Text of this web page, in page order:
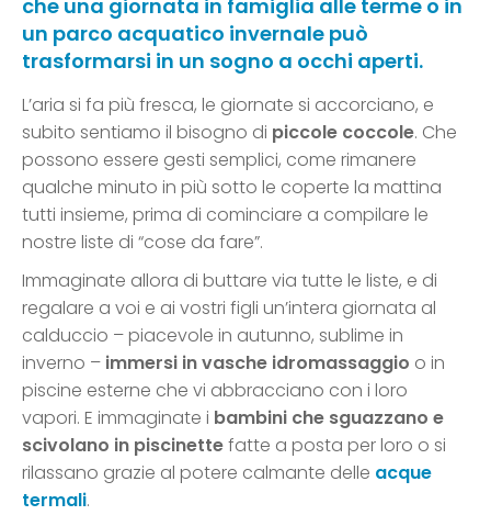
che una giornata in famiglia alle terme o in
un parco acquatico invernale può
trasformarsi in un sogno a occhi aperti.
L’aria si fa più fresca, le giornate si accorciano, e
subito sentiamo il bisogno di piccole coccole. Che
possono essere gesti semplici, come rimanere
qualche minuto in più sotto le coperte la mattina
tutti insieme, prima di cominciare a compilare le
nostre liste di “cose da fare”.
Immaginate allora di buttare via tutte le liste, e di
regalare a voi e ai vostri figli un’intera giornata al
calduccio – piacevole in autunno, sublime in
inverno – immersi in vasche idromassaggio o in
piscine esterne che vi abbracciano con i loro
vapori. E immaginate i bambini che sguazzano e
scivolano in piscinettefatte a posta per loro o si
rilassano grazie al potere calmante delle acque
termali.